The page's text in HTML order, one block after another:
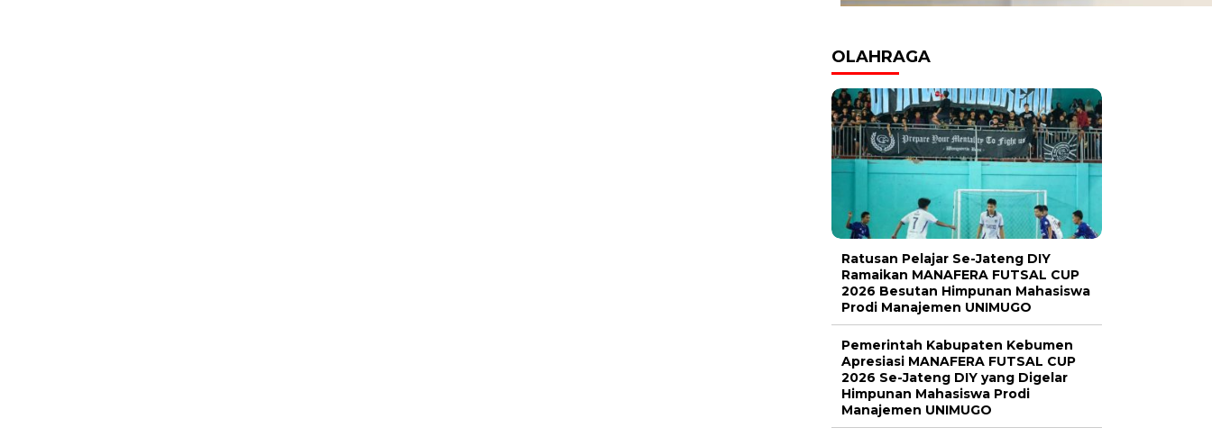
OLAHRAGA
Ratusan Pelajar Se-Jateng DIY
Ramaikan MANAFERA FUTSAL CUP
2026 Besutan Himpunan Mahasiswa
Prodi Manajemen UNIMUGO
Pemerintah Kabupaten Kebumen
Apresiasi MANAFERA FUTSAL CUP
2026 Se-Jateng DIY yang Digelar
Himpunan Mahasiswa Prodi
Manajemen UNIMUGO